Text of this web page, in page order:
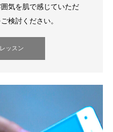
気を肌で感じていただ
検討ください。
ッスン